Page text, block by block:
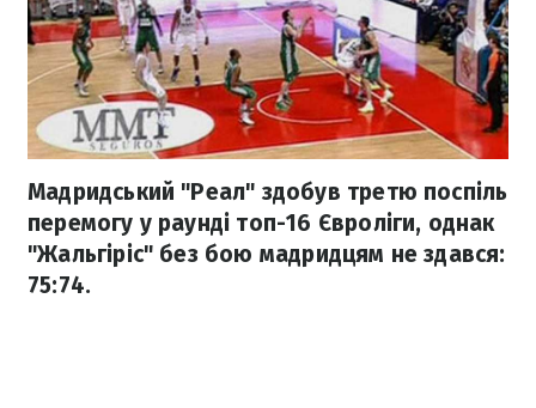
Мадридський "Реал" здобув третю поспіль
перемогу у раунді топ-16 Євроліги, однак
"Жальгіріс" без бою мадридцям не здався:
75:74.